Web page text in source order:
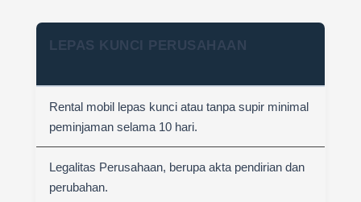
LEPAS KUNCI PERUSAHAAN
Rental mobil lepas kunci atau tanpa supir minimal
peminjaman selama 10 hari.
Legalitas Perusahaan, berupa akta pendirian dan
perubahan.